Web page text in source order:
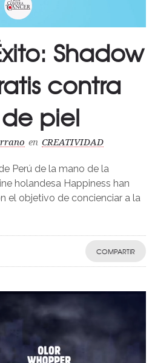
Shadow
contra
piel
en CREATIVIDAD
Perú de la mano de la
holandesa Happiness han
el objetivo de concienciar a la
COMPARTIR